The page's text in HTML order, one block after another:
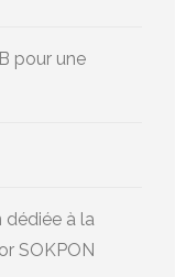
pour une
dédiée à la
SOKPON